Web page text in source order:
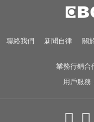
環法女子自
弊」！官方
台股回檔
聯絡我們 新聞自律 關
業務行銷合
用戶服務